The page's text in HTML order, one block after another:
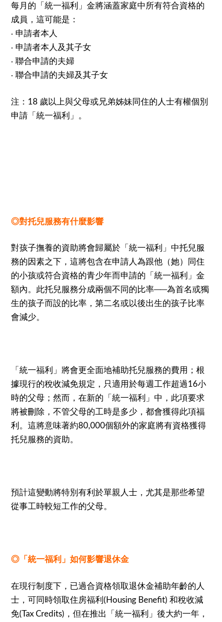
每月的「統一福利」金將涵蓋家庭中所有符合資格的
成員，這可能是：
‧ 申請者本人
‧ 申請者本人及其子女
‧ 聯合申請的夫婦
‧ 聯合申請的夫婦及其子女
注： 18 歲以上與父母或兄弟姊妹同住的人士有權個別
申請「統一福利」。
◎對托兒服務有什麼影響
對孩子撫養的資助將會歸屬於「統一福利」中托兒服
務的因素之下，這將包含在申請人為跟他（她）同住
的小孩或符合資格的青少年而申請的「統一福利」金
額內。此托兒服務分成兩個不同的比率──為首名或獨
生的孩子而設的比率，第二名或以後出生的孩子比率
會減少。
「統一福利」將會更全面地補助托兒服務的費用；根
據現行的稅收減免規定，只適用於每週工作超過16小
時的父母；然而，在新的「統一福利」中，此項要求
將被刪除，不管父母的工時是多少，都會獲得此項福
利。這將意味著約80,000個額外的家庭將有資格獲得
托兒服務的資助。
預計這變動將特別有利於單親人士，尤其是那些希望
從事工時較短工作的父母。
◎「統一福利」如何影響退休金
在現行制度下，已過合資格領取退休金補助年齡的人
士，可同時領取住房福利(Housing Benefit)和稅收減
免(Tax Credits) ，但在推出「統一福利」後大約一年，